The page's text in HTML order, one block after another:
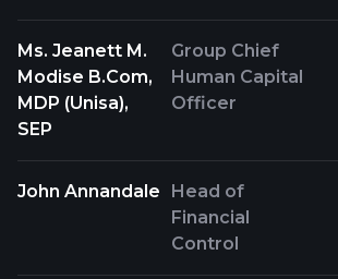
Ms. Jeanett M.
Modise B.Com,
MDP (Unisa),
SEP
Group Chief
Human Capital
Officer
John Annandale
Head of
Financial
Control